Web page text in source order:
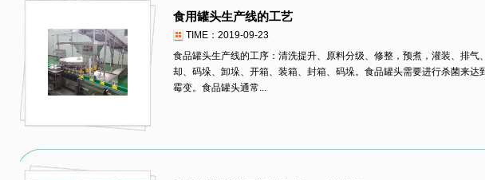
食用罐头生产线的工艺
TIME：2019-09-23
食品罐头生产线的工序：清洗提升、原料分级、修整，预煮，灌装、排气
却、码垛、卸垛、开箱、装箱、封箱、码垛。食品罐头需要进行杀菌来达
霉变。食品罐头通常...